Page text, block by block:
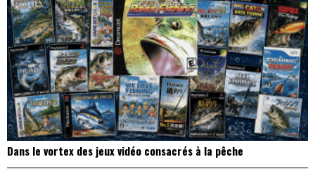
Dans le vortex des jeux vidéo consacrés à la pêche